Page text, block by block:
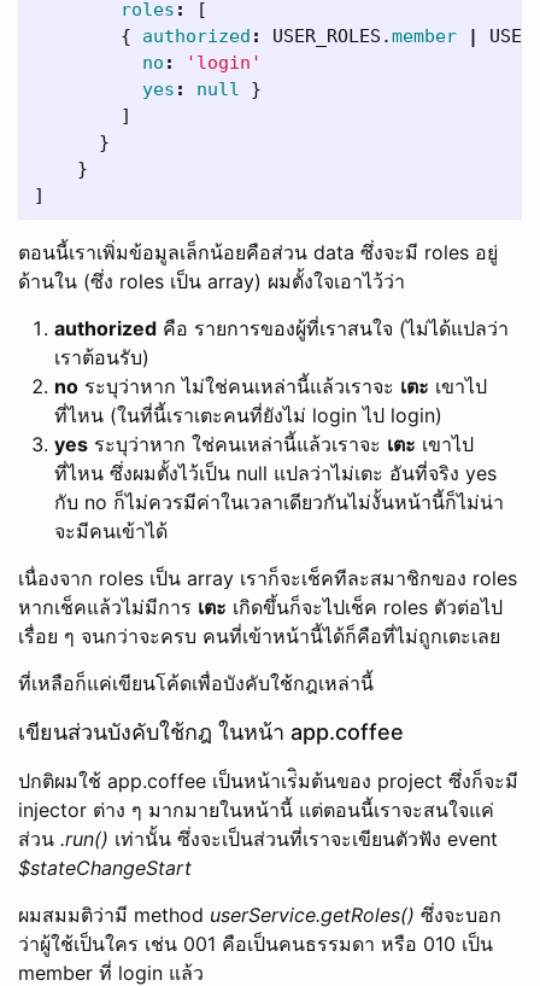
roles :
[
{
authorized : USER_ROLES .member |
no :
'login'
yes : null
}
]
}
}
]
ตอนนี้เราเพิ่มข้อมูลเล็กน้อยคือส่วน data ซึ่งจะมี roles อยู่
ด้านใน (ซึ่ง roles เป็น array) ผมตั้งใจเอาไว้ว่า
authorized คือ รายการของผู้ที่เราสนใจ (ไม่ได้แปลว่า
เราต้อนรับ)
no ระบุว่าหาก ไม่ใช่คนเหล่านี้แล้วเราจะ เตะ เขาไป
ที่ไหน (ในที่นี้เราเตะคนที่ยังไม่ login ไป login)
yes ระบุว่าหาก ใช่คนเหล่านี้แล้วเราจะ เตะ เขาไป
ที่ไหน ซึ่งผมตั้งไว้เป็น null แปลว่าไม่เตะ อันที่จริง yes
กับ no ก็ไม่ควรมีค่าในเวลาเดียวกันไม่งั้นหน้านี้ก็ไม่น่า
จะมีคนเข้าได้
เนื่องจาก roles เป็น array เราก็จะเช็คทีละสมาชิกของ roles
หากเช็คแล้วไม่มีการ เตะ เกิดขึ้นก็จะไปเช็ค roles ตัวต่อไป
เรื่อย ๆ จนกว่าจะครบ คนที่เข้าหน้านี้ได้ก็คือที่ไม่ถูกเตะเลย
ที่เหลือก็แค่เขียนโค้ดเพื่อบังคับใช้กฎเหล่านี้
เขียนส่วนบังคับใช้กฎ ในหน้า app.coffee
ปกติผมใช้ app.coffee เป็นหน้าเร่ิมต้นของ project ซึ่งก็จะมี
injector ต่าง ๆ มากมายในหน้านี้ แต่ตอนนี้เราจะสนใจแค่
ส่วน .run() เท่านั้น ซึ่งจะเป็นส่วนที่เราจะเขียนตัวฟัง event
$stateChangeStart
ผมสมมติว่ามี method userService.getRoles() ซึ่งจะบอก
ว่าผู้ใช้เป็นใคร เช่น 001 คือเป็นคนธรรมดา หรือ 010 เป็น
member ที่ login แล้ว